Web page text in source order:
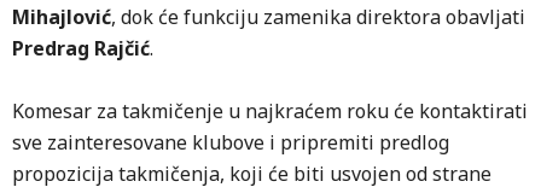
Mihajlović, dok će funkciju zamenika direktora obavljati
Predrag Rajčić.
Komesar za takmičenje u najkraćem roku će kontaktirati
sve zainteresovane klubove i pripremiti predlog
propozicija takmičenja, koji će biti usvojen od strane